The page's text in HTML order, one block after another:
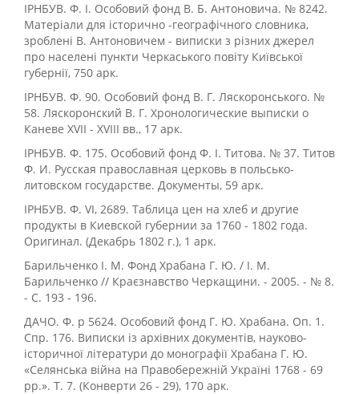
ІРНБУВ. Ф. І. Особовий фонд В. Б. Антоновича. № 8242.
Матеріали для історично -географічного словника,
зроблені В. Антоновичем - виписки з різних джерел
про населені пункти Черкаського повіту Київської
губернії, 750 арк.
ІРНБУВ. Ф. 90. Особовий фонд В. Г. Ляскоронського. №
58. Ляскоронский В. Г. Хронологические выписки о
Каневе XVII - XVIII вв., 17 арк.
ІРНБУВ. Ф. 175. Особовий фонд Ф. І. Титова. № 37. Титов
Ф. И. Русская православная церковь в польсько-
литовском государстве. Документы, 59 арк.
ІРНБУВ. Ф. VI, 2689. Таблица цен на хлеб и другие
продукты в Киевской губернии за 1760 - 1802 года.
Оригинал. (Декабрь 1802 г.), 1 арк.
Барильченко І. М. Фонд Храбана Г. Ю. / І. М.
Барильченко // Краєзнавство Черкащини. - 2005. - № 8.
- С. 193 - 196.
ДАЧО. Ф. р 5624. Особовий фонд Г. Ю. Храбана. Оп. 1.
Спр. 176. Виписки із архівних документів, науково-
історичної літератури до монографії Храбана Г. Ю.
«Селянська війна на Правобережній Україні 1768 - 69
рр.». Т. 7. (Конверти 26 - 29), 170 арк.